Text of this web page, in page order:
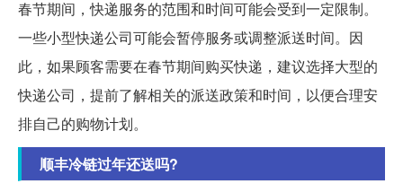
春节期间，快递服务的范围和时间可能会受到一定限制。
一些小型快递公司可能会暂停服务或调整派送时间。因
此，如果顾客需要在春节期间购买快递，建议选择大型的
快递公司，提前了解相关的派送政策和时间，以便合理安
排自己的购物计划。
顺丰冷链过年还送吗?